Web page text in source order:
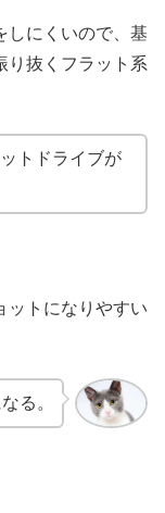
しにくいので、基
り抜くフラット系
トドライブが
ットになりやすい
る。